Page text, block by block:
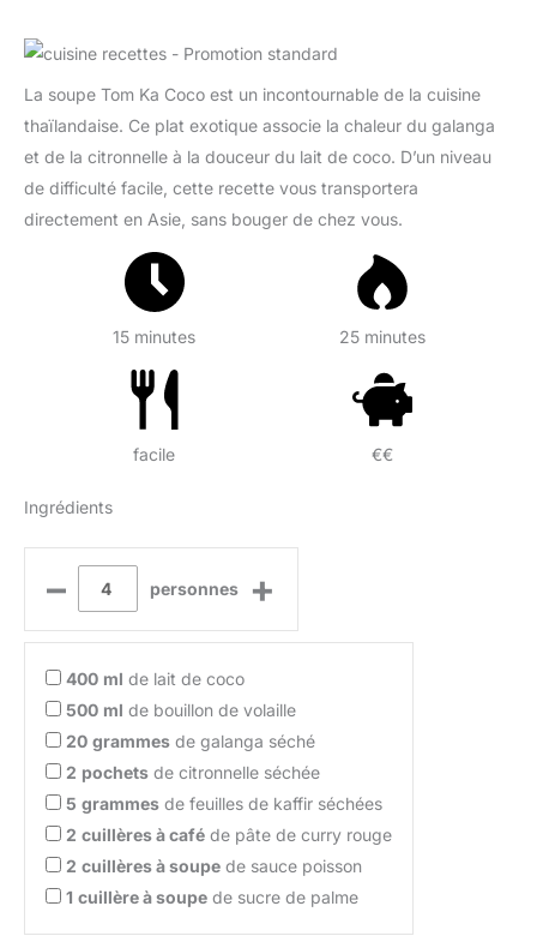
La soupe Tom Ka Coco est un incontournable de la cuisine
thaïlandaise. Ce plat exotique associe la chaleur du galanga
et de la citronnelle à la douceur du lait de coco. D’un niveau
de difficulté facile, cette recette vous transportera
directement en Asie, sans bouger de chez vous.
15 minutes 25 minutes
facile €€
Ingrédients
– personnes +
400 ml de lait de coco
500 ml de bouillon de volaille
20 grammes de galanga séché
2 pochets de citronnelle séchée
5 grammes de feuilles de kaffir séchées
2 cuillères à café de pâte de curry rouge
2 cuillères à soupe de sauce poisson
1 cuillère à soupe de sucre de palme